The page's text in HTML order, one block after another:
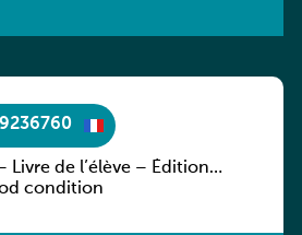
Livre de l’élève – Édition
condition